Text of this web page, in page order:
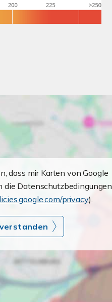
dass mir Karten von Google
die Datenschutzbedingungen
privacy).